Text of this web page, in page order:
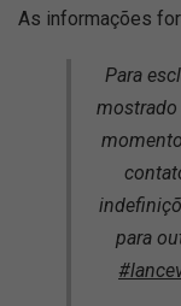
As informações
Para
mostrado
para